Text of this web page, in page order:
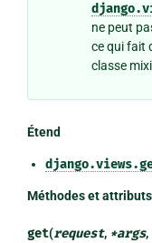
ne peut
ce qui fait
classe
Étend
Méthodes et attributs
get(request, *args,